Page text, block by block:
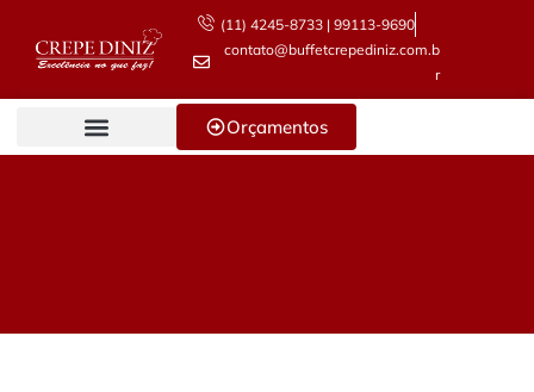
(11) 4245-8733 | 99113-9690
contato@buffetcrepediniz.com.b
r
Orçamentos